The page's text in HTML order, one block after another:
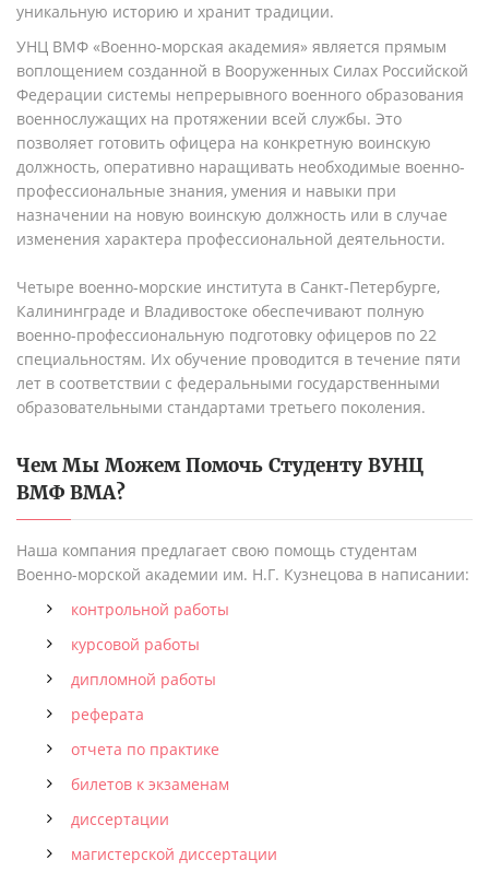
уникальную историю и хранит традиции.
УНЦ ВМФ «Военно-морская академия» является прямым
воплощением созданной в Вооруженных Силах Российской
Федерации системы непрерывного военного образования
военнослужащих на протяжении всей службы. Это
позволяет готовить офицера на конкретную воинскую
должность, оперативно наращивать необходимые военно-
профессиональные знания, умения и навыки при
назначении на новую воинскую должность или в случае
изменения характера профессиональной деятельности.
Четыре военно-морские института в Санкт-Петербурге,
Калининграде и Владивостоке обеспечивают полную
военно-профессиональную подготовку офицеров по 22
специальностям. Их обучение проводится в течение пяти
лет в соответствии с федеральными государственными
образовательными стандартами третьего поколения.
Чем Мы Можем Помочь Студенту ВУНЦ
ВМФ ВМА?
Наша компания предлагает свою помощь студентам
Военно-морской академии им. Н.Г. Кузнецова в написании:
контрольной работы
курсовой работы
дипломной работы
реферата
отчета по практике
билетов к экзаменам
диссертации
магистерской диссертации